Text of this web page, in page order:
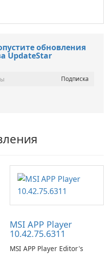
обновления
UpdateStar
MSI APP Player
10.42.75.6311
MSI APP Player Editor's